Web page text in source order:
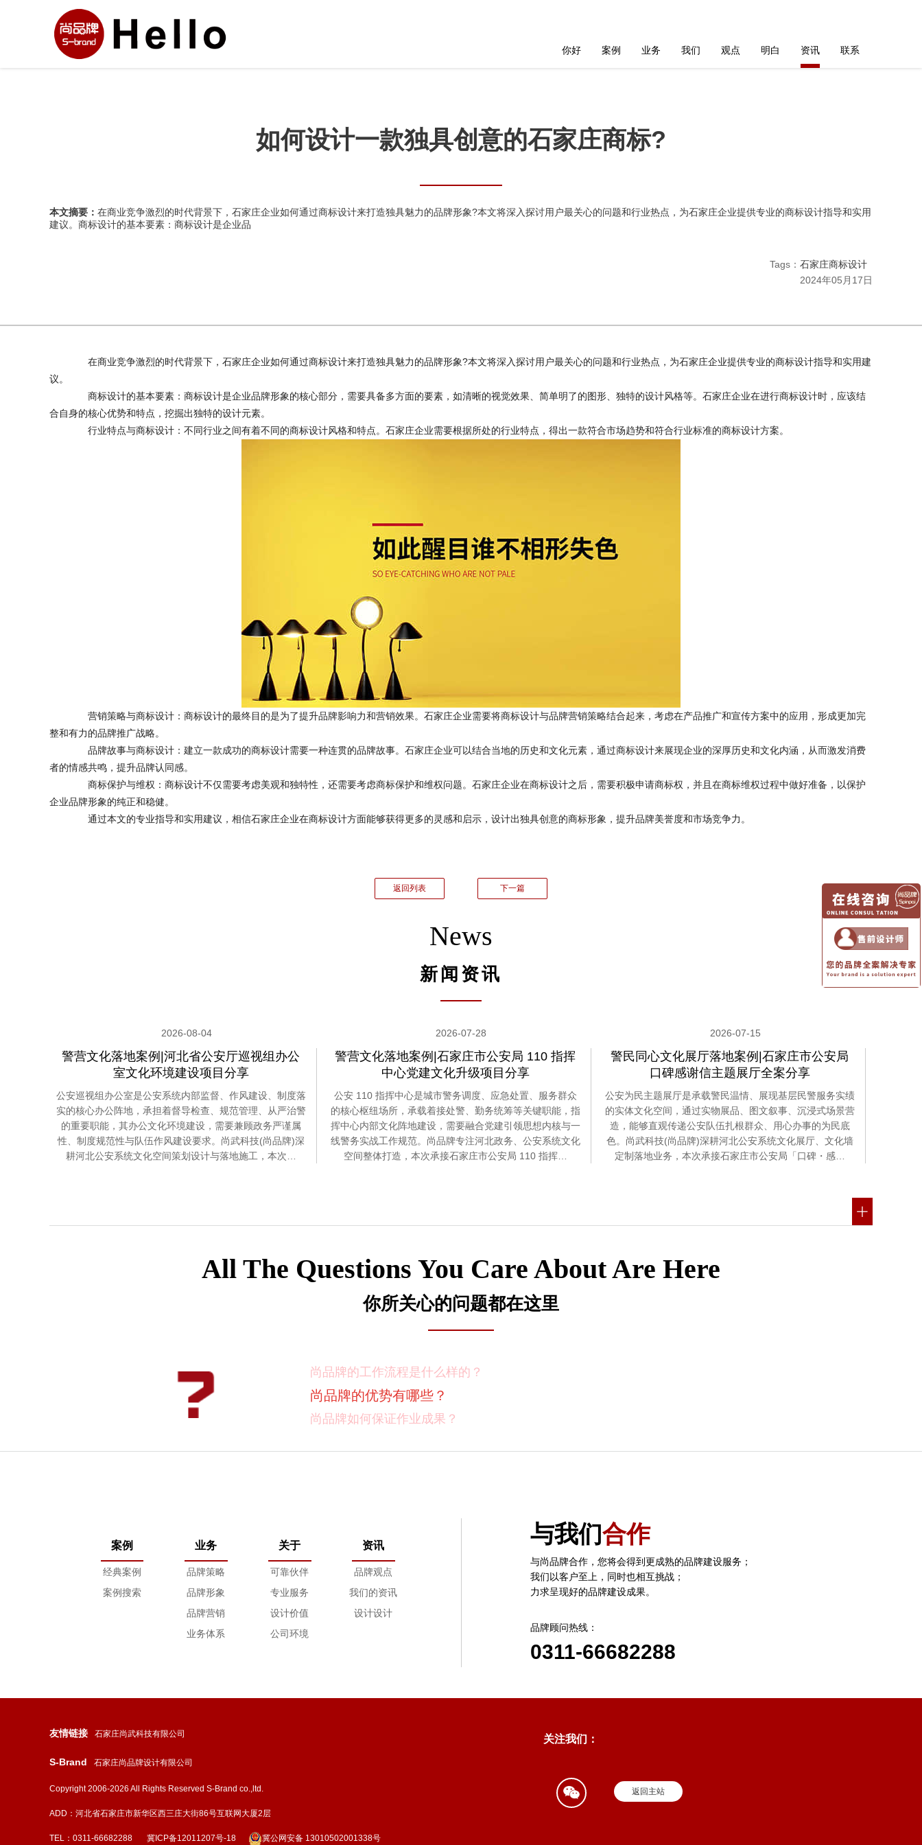
你好 案例 业务 我们 观点 明白 资讯 联系
如何设计一款独具创意的石家庄商标?
本文摘要： 在商业竞争激烈的时代背景下，石家庄企业如何通过商标设计来打造独具魅力的品牌形象?本文将深入探讨用户最关心的问题和行业热点，为石家庄企业提供专业的商标设计指导和实用
建议。商标设计的基本要素：商标设计是企业品
Tags： 石家庄商标设计
2024年05月17日
在商业竞争激烈的时代背景下，石家庄企业如何通过商标设计来打造独具魅力的品牌形象?本文将深入探讨用户最关心的问题和行业热点，为石家庄企业提供专业的商标设计指导和实用建
议。
商标设计的基本要素：商标设计是企业品牌形象的核心部分，需要具备多方面的要素，如清晰的视觉效果、简单明了的图形、独特的设计风格等。石家庄企业在进行商标设计时，应该结
合自身的核心优势和特点，挖掘出独特的设计元素。
行业特点与商标设计：不同行业之间有着不同的商标设计风格和特点。石家庄企业需要根据所处的行业特点，得出一款符合市场趋势和符合行业标准的商标设计方案。
营销策略与商标设计：商标设计的最终目的是为了提升品牌影响力和营销效果。石家庄企业需要将商标设计与品牌营销策略结合起来，考虑在产品推广和宣传方案中的应用，形成更加完
整和有力的品牌推广战略。
品牌故事与商标设计：建立一款成功的商标设计需要一种连贯的品牌故事。石家庄企业可以结合当地的历史和文化元素，通过商标设计来展现企业的深厚历史和文化内涵，从而激发消费
者的情感共鸣，提升品牌认同感。
商标保护与维权：商标设计不仅需要考虑美观和独特性，还需要考虑商标保护和维权问题。石家庄企业在商标设计之后，需要积极申请商标权，并且在商标维权过程中做好准备，以保护
企业品牌形象的纯正和稳健。
通过本文的专业指导和实用建议，相信石家庄企业在商标设计方面能够获得更多的灵感和启示，设计出独具创意的商标形象，提升品牌美誉度和市场竞争力。
返回列表 下一篇
News
新闻资讯
2026-08-04
警营文化落地案例|河北省公安厅巡视组办公
室文化环境建设项目分享
公安巡视组办公室是公安系统内部监督、作风建设、制度落
实的核心办公阵地，承担着督导检查、规范管理、从严治警
的重要职能，其办公文化环境建设，需要兼顾政务严谨属
性、制度规范性与队伍作风建设要求。尚武科技(尚品牌)深
耕河北公安系统文化空间策划设计与落地施工，本次…
2026-07-28
警营文化落地案例|石家庄市公安局 110 指挥
中心党建文化升级项目分享
公安 110 指挥中心是城市警务调度、应急处置、服务群众
的核心枢纽场所，承载着接处警、勤务统筹等关键职能，指
挥中心内部文化阵地建设，需要融合党建引领思想内核与一
线警务实战工作规范。尚品牌专注河北政务、公安系统文化
空间整体打造，本次承接石家庄市公安局 110 指挥…
2026-07-15
警民同心文化展厅落地案例|石家庄市公安局
口碑感谢信主题展厅全案分享
公安为民主题展厅是承载警民温情、展现基层民警服务实绩
的实体文化空间，通过实物展品、图文叙事、沉浸式场景营
造，能够直观传递公安队伍扎根群众、用心办事的为民底
色。尚武科技(尚品牌)深耕河北公安系统文化展厅、文化墙
定制落地业务，本次承接石家庄市公安局「口碑・感…
All The Questions You Care About Are Here
你所关心的问题都在这里
尚品牌的工作流程是什么样的？
尚品牌的优势有哪些？
尚品牌如何保证作业成果？
设计过程中双方怎样进行沟通？
如果在设计的过程中出现问题怎么处理？
设计完成后都交付什么内容？
尚品牌的工作流程是什么样的？
案例
经典案例
案例搜索
业务
品牌策略
品牌形象
品牌营销
业务体系
关于
可靠伙伴
专业服务
设计价值
公司环境
资讯
品牌观点
我们的资讯
设计设计
与我们合作
与尚品牌合作，您将会得到更成熟的品牌建设服务；
我们以客户至上，同时也相互挑战；
力求呈现好的品牌建设成果。
品牌顾问热线：
0311-66682288
友情链接 石家庄尚武科技有限公司
S-Brand 石家庄尚品牌设计有限公司
Copyright 2006-2026 All Rights Reserved S-Brand co.,ltd.
ADD：河北省石家庄市新华区西三庄大街86号互联网大厦2层
TEL：0311-66682288 冀ICP备12011207号-18 冀公网安备 13010502001338号
关注我们：
返回主站